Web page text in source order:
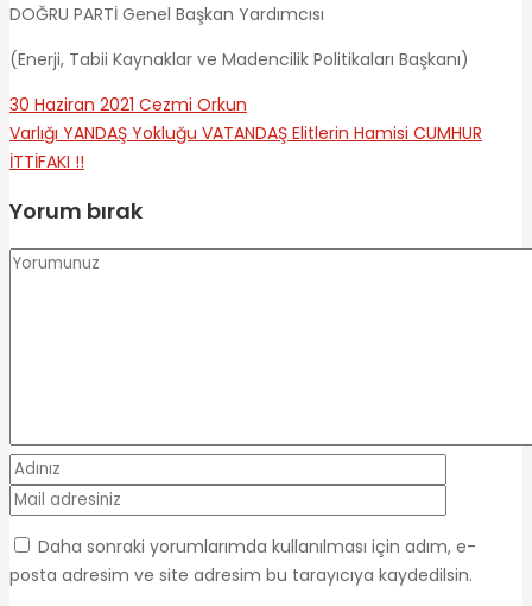
DOĞRU PARTİ Genel Başkan Yardımcısı
(Enerji, Tabii Kaynaklar ve Madencilik Politikaları Başkanı)
30 Haziran 2021 Cezmi Orkun
Varlığı YANDAŞ Yokluğu VATANDAŞ Elitlerin Hamisi CUMHUR
İTTİFAKI !!
Yorum bırak
Daha sonraki yorumlarımda kullanılması için adım, e-
posta adresim ve site adresim bu tarayıcıya kaydedilsin.